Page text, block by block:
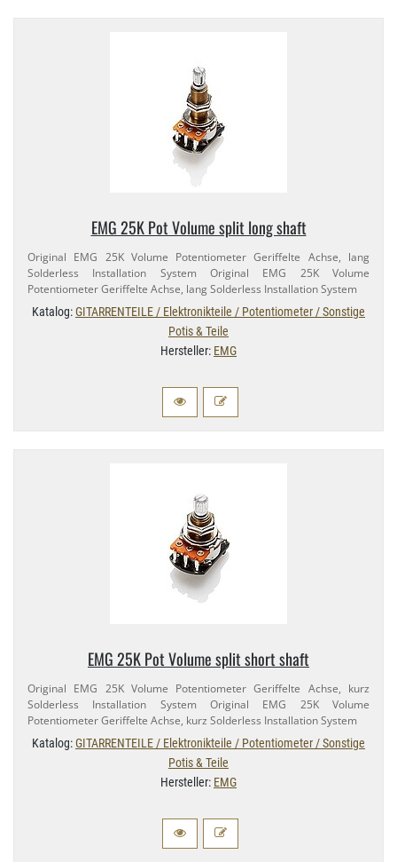
EMG 25K Pot Volume split long shaft
Original EMG 25K Volume Potentiometer Geriffelte Achse, lang
Solderless Installation System Original EMG 25K Volume
Potentiometer Geriffelte Achse, lang Solderless Installation System
Katalog:GITARRENTEILE / Elektronikteile / Potentiometer / Sonstige
Potis & Teile
Hersteller: EMG
EMG 25K Pot Volume split short shaft
Original EMG 25K Volume Potentiometer Geriffelte Achse, kurz
Solderless Installation System Original EMG 25K Volume
Potentiometer Geriffelte Achse, kurz Solderless Installation System
Katalog:GITARRENTEILE / Elektronikteile / Potentiometer / Sonstige
Potis & Teile
Hersteller: EMG